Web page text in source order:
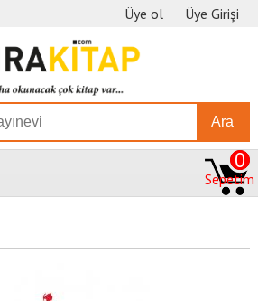
Üye ol Üye Girişi
Ara
Sepetim
0